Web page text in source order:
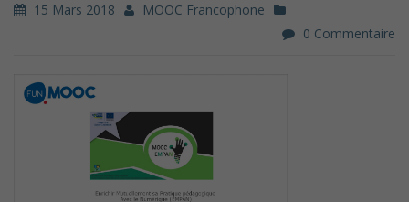
15 Mars 2018
MOOC Francophone
0 Commentaire